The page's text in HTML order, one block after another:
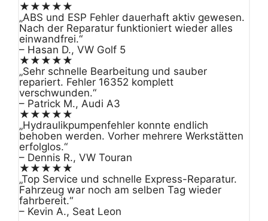
★★★★★
„ABS und ESP Fehler dauerhaft aktiv gewesen.
Nach der Reparatur funktioniert wieder alles
einwandfrei.“
– Hasan D., VW Golf 5
★★★★★
„Sehr schnelle Bearbeitung und sauber
repariert. Fehler 16352 komplett
verschwunden.“
– Patrick M., Audi A3
★★★★★
„Hydraulikpumpenfehler konnte endlich
behoben werden. Vorher mehrere Werkstätten
erfolglos.“
– Dennis R., VW Touran
★★★★★
„Top Service und schnelle Express-Reparatur.
Fahrzeug war noch am selben Tag wieder
fahrbereit.“
– Kevin A., Seat Leon